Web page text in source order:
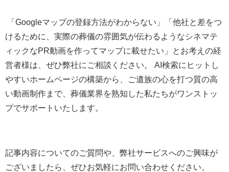
「Googleマップの登録方法がわからない」「他社と差をつ
けるために、実際の葬儀の雰囲気が伝わるようなシネマテ
ィックなPR動画を作ってマップに載せたい」とお考えの経
営者様は、ぜひ弊社にご相談ください。 AI検索にヒットし
やすいホームページの構築から、ご遺族の心を打つ質の高
い動画制作まで、葬儀業界を熟知した私たちがワンストッ
プでサポートいたします。
記事内容についてのご質問や、弊社サービスへのご興味が
ございましたら、ぜひお気軽にお問い合わせください。